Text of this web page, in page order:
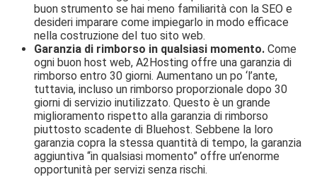
buon strumento se hai meno familiarità con la SEO e
desideri imparare come impiegarlo in modo efficace
nella costruzione del tuo sito web.
Garanzia di rimborso in qualsiasi momento. Come
ogni buon host web, A2Hosting offre una garanzia di
rimborso entro 30 giorni. Aumentano un po ‘l’ante,
tuttavia, incluso un rimborso proporzionale dopo 30
giorni di servizio inutilizzato. Questo è un grande
miglioramento rispetto alla garanzia di rimborso
piuttosto scadente di Bluehost. Sebbene la loro
garanzia copra la stessa quantità di tempo, la garanzia
aggiuntiva “in qualsiasi momento” offre un’enorme
opportunità per servizi senza rischi.